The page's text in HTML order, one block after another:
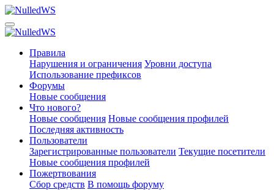
Правила
Нарушения и ограничения Уровни доступа
Использование префиксов
Форумы
Новые сообщения
Что нового?
Новые сообщения Новые сообщения профилей
Последняя активность
Пользователи
Зарегистрированные пользователи Текущие посетители
Новые сообщения профилей
Пожертвования
Сбор средств В помощь форуму